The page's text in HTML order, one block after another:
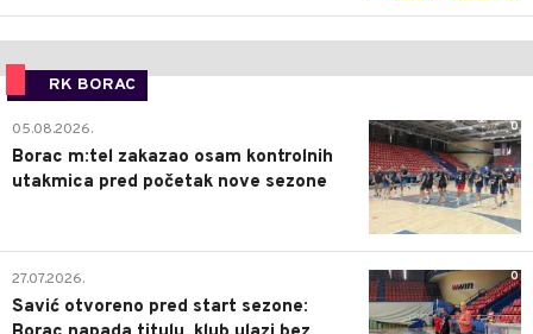
RK BORAC
0
05.08.2026.
Borac m:tel zakazao osam kontrolnih
utakmica pred početak nove sezone
0
27.07.2026.
Savić otvoreno pred start sezone: